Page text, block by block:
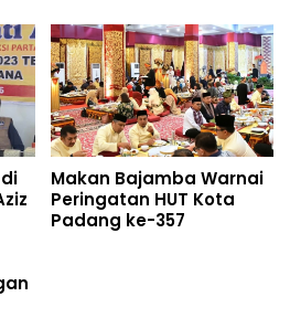
Makan Bajamba Warnai
Peringatan HUT Kota
Padang ke-357